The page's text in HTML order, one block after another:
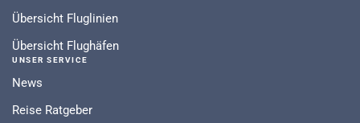
Übersicht Fluglinien
Übersicht Flughäfen
UNSER SERVICE
News
Reise Ratgeber